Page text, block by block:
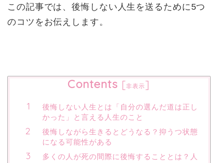
この記事では、後悔しない人生を送るために5つ
のコツをお伝えします。
Contents [非表示]
後悔しない人生とは「自分の選んだ道は正し
かった」と言える人生のこと
後悔しながら生きるとどうなる？抑うつ状態
になる可能性がある
多くの人が死の間際に後悔することとは？人